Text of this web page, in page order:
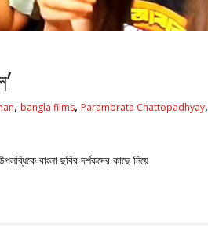
, bangla films, Parambrata Chattopadhyay,
বাংলা ছবির দর্শকদের কাছে নিয়ে